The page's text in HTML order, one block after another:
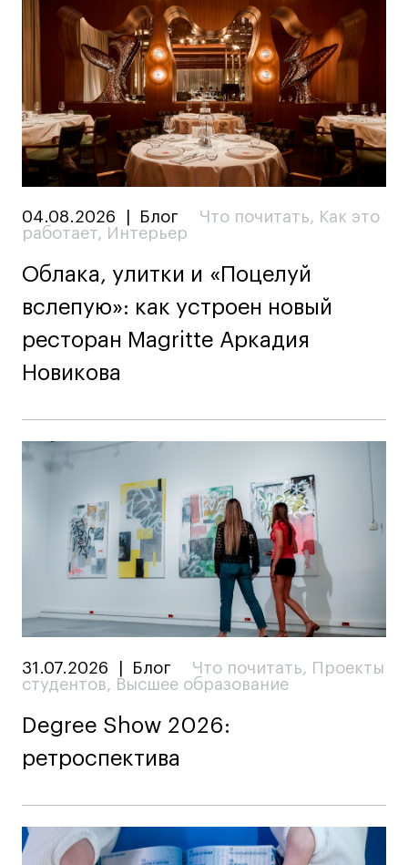
04.08.2026 Блог Что почитать, Как это
работает, Интерьер
Облака, улитки и «Поцелуй
вслепую»: как устроен новый
ресторан Magritte Аркадия
Новикова
31.07.2026 Блог Что почитать, Проекты
студентов, Высшее образование
Degree Show 2026:
ретроспектива